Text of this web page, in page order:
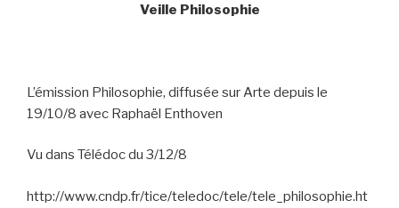
Veille Philosophie
L’émission Philosophie, diffusée sur Arte depuis le
19/10/8 avec Raphaël Enthoven
Vu dans Télédoc du 3/12/8
http://www.cndp.fr/tice/teledoc/tele/tele_philosophie.ht